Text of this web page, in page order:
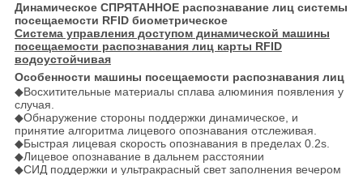
Динамическое СПРЯТАННОЕ распознавание лиц системы
посещаемости RFID биометрическое
Система управления доступом динамической машины
посещаемости распознавания лиц карты RFID
водоустойчивая
Особенности машины посещаемости распознавания лиц
◆Восхитительные материалы сплава алюминия появления у
случая.
◆Обнаружение стороны поддержки динамическое, и
принятие алгоритма лицевого опознавания отслеживая.
◆Быстрая лицевая скорость опознавания в пределах 0.2s.
◆Лицевое опознавание в дальнем расстоянии
◆СИД поддержки и ультракрасный свет заполнения вечером